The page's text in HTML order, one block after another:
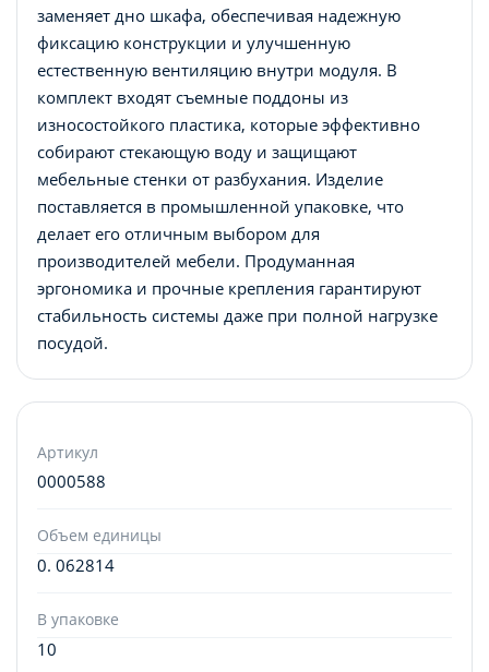
заменяет дно шкафа, обеспечивая надежную
фиксацию конструкции и улучшенную
естественную вентиляцию внутри модуля. В
комплект входят съемные поддоны из
износостойкого пластика, которые эффективно
собирают стекающую воду и защищают
мебельные стенки от разбухания. Изделие
поставляется в промышленной упаковке, что
делает его отличным выбором для
производителей мебели. Продуманная
эргономика и прочные крепления гарантируют
стабильность системы даже при полной нагрузке
посудой.
Артикул
0000588
Объем единицы
0. 062814
В упаковке
10